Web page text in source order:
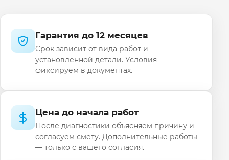
Гарантия до 12 месяцев
Срок зависит от вида работ и
установленной детали. Условия
фиксируем в документах.
Цена до начала работ
После диагностики объясняем причину и
согласуем смету. Дополнительные работы
— только с вашего согласия.